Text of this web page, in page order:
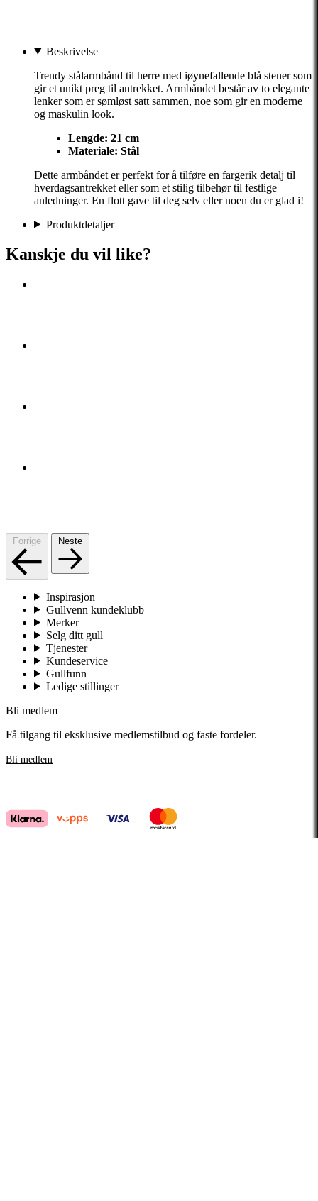
Beskrivelse
Trendy stålarmbånd til herre med iøynefallende blå stener som
gir et unikt preg til antrekket. Armbåndet består av to elegante
lenker som er sømløst satt sammen, noe som gir en moderne
og maskulin look.
Lengde: 21 cm
Materiale: Stål
Dette armbåndet er perfekt for å tilføre en fargerik detalj til
hverdagsantrekket eller som et stilig tilbehør til festlige
anledninger. En flott gave til deg selv eller noen du er glad i!
Produktdetaljer
Kanskje du vil like?
Forrige Neste
Inspirasjon
Gullvenn kundeklubb
Merker
Selg ditt gull
Tjenester
Kundeservice
Gullfunn
Ledige stillinger
Bli medlem
Få tilgang til eksklusive medlemstilbud og faste fordeler.
Bli medlem